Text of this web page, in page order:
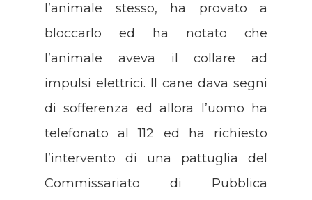
l’animale stesso, ha provato a
bloccarlo ed ha notato che
l’animale aveva il collare ad
impulsi elettrici. Il cane dava segni
di sofferenza ed allora l’uomo ha
telefonato al 112 ed ha richiesto
l’intervento di una pattuglia del
Commissariato di Pubblica